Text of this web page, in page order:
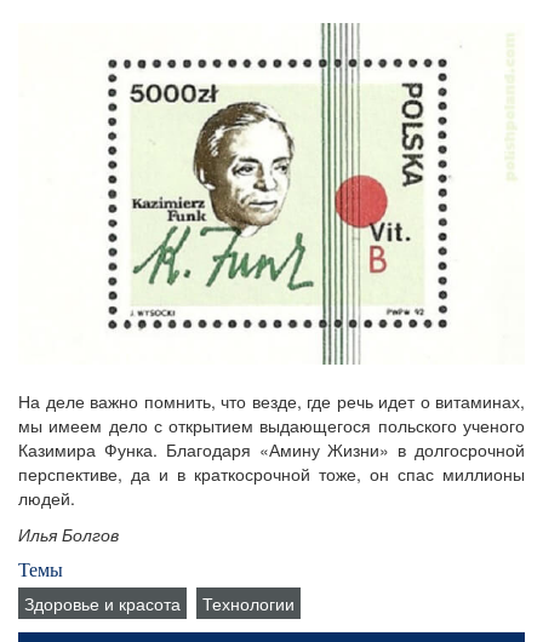
На деле важно помнить, что везде, где речь идет о витаминах,
мы имеем дело с открытием выдающегося польского ученого
Казимира Функа. Благодаря «Амину Жизни» в долгосрочной
перспективе, да и в краткосрочной тоже, он спас миллионы
людей.
Илья Болгов
Темы
Здоровье и красота Технологии